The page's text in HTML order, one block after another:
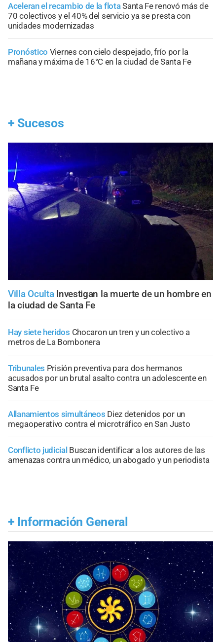
Aceleran el recambio de la flotaSanta Fe renovó más de
70 colectivos y el 40% del servicio ya se presta con
unidades modernizadas
Pronóstico Viernes con cielo despejado, frío por la
mañana y máxima de 16°C en la ciudad de Santa Fe
+ Sucesos
Villa Oculta Investigan la muerte de un hombre en
la ciudad de Santa Fe
Hay siete heridos Chocaron un tren y un colectivo a
metros de La Bombonera
Tribunales Prisión preventiva para dos hermanos
acusados por un brutal asalto contra un adolescente en
Santa Fe
Allanamientos simultáneos Diez detenidos por un
megaoperativo contra el microtráfico en San Justo
Conflicto judicial Buscan identificar a los autores de las
amenazas contra un médico, un abogado y un periodista
+ Información General